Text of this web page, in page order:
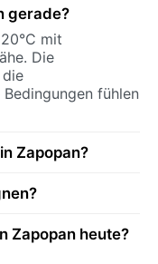
gerade?
mit
Die
fühlen
Zapopan?
Zapopan heute?